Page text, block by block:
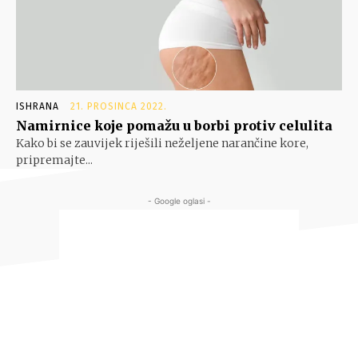
ISHRANA 21. PROSINCA 2022.
Namirnice koje pomažu u borbi protiv celulita
Kako bi se zauvijek riješili neželjene narančine kore,
pripremajte...
- Google oglasi -